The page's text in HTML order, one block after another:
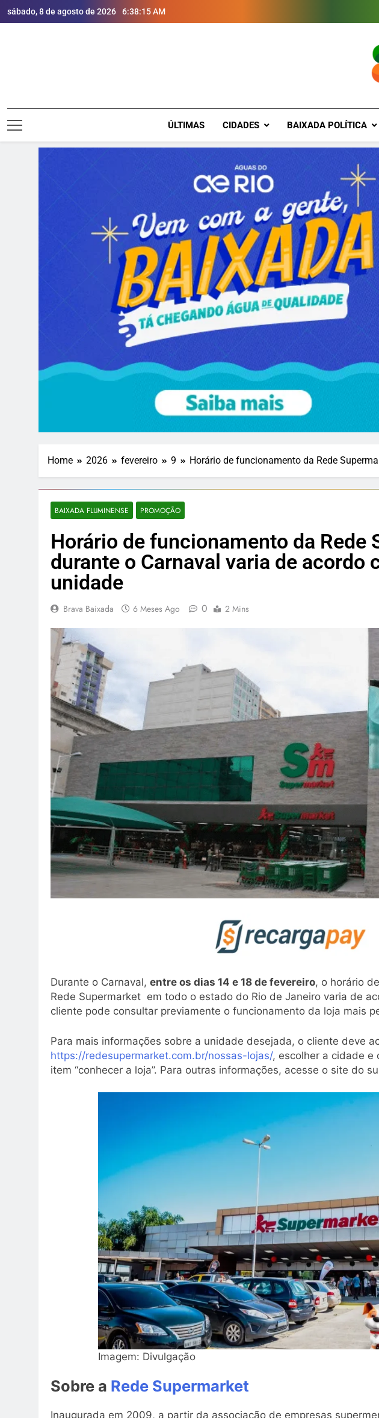
sábado, 8 de agosto de 2026 6:38:16 AM
ÚLTIMAS CIDADES BAIXADA POLÍTICA
Home 2026 fevereiro 9 Horário de funcionamento da Rede
BAIXADA FLUMINENSE PROMOÇÃO
Horário de funcionamento da Rede
durante o Carnaval varia de acordo
unidade
Brava Baixada 6 Meses Ago 0 2 Mins
Durante o Carnaval, entre os dias 14 e 18 de fevereiro, o horário
Rede Supermarket em todo o estado do Rio de Janeiro varia de
cliente pode consultar previamente o funcionamento da loja mais
Para mais informações sobre a unidade desejada, o cliente deve
https://redesupermarket.com.br/nossas-lojas/, escolher a cidade e
item “conhecer a loja”. Para outras informações, acesse o site do
Imagem: Divulgação
Sobre a Rede Supermarket
Inaugurada em 2009, a partir da associação de empresas